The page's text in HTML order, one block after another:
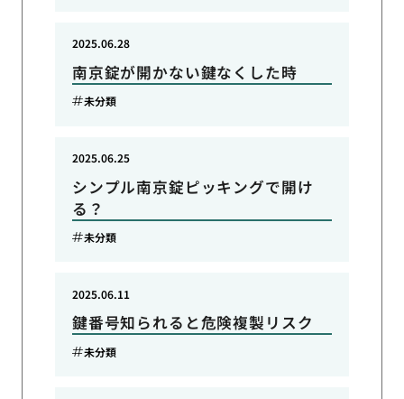
南京錠が開かない鍵なくした時
2025.06.28
未分類
シンプル南京錠ピッキングで開け
る？
2025.06.25
未分類
鍵番号知られると危険複製リスク
2025.06.11
未分類